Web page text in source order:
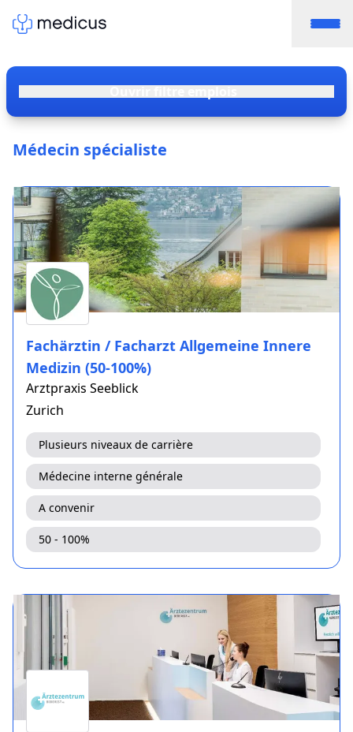
Médecin spécialiste
Fachärztin / Facharzt Allgemeine Innere
Medizin (50-100%)
Arztpraxis Seeblick
Zurich
Plusieurs niveaux de carrière
Médecine interne générale
A convenir
50 - 100%